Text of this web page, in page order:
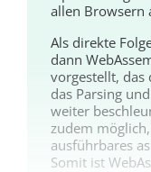
allen Browsern
Als direkte
dann
vorgestellt, das
das Parsing
weiter
zudem
ausführbares
Somit ist